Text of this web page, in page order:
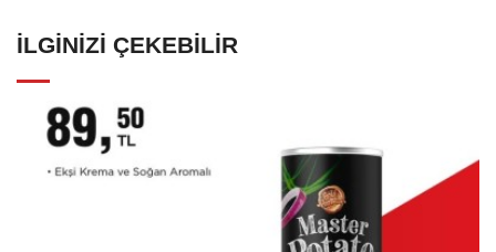
İLGINIZI ÇEKEBILIR